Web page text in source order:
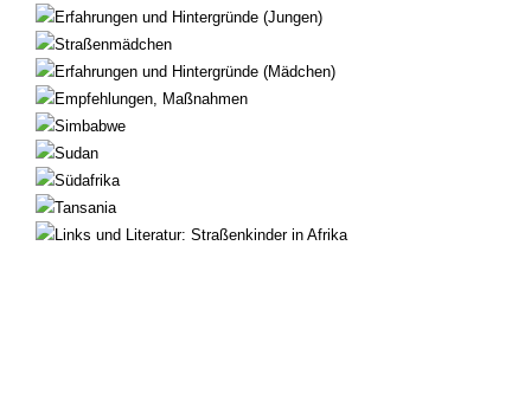
Erfahrungen und Hintergründe (Jungen)
Straßenmädchen
Erfahrungen und Hintergründe (Mädchen)
Empfehlungen, Maßnahmen
Simbabwe
Sudan
Südafrika
Tansania
Links und Literatur: Straßenkinder in Afrika